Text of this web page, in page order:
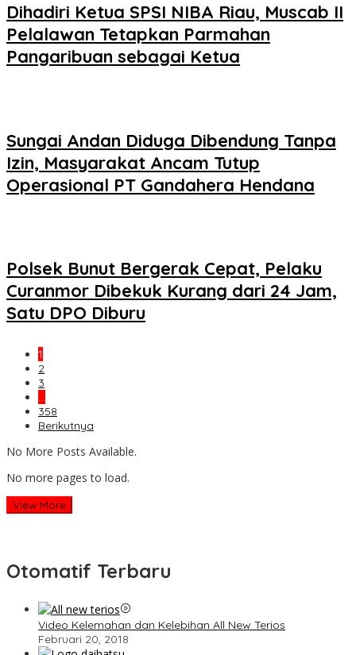
Dihadiri Ketua SPSI NIBA Riau, Muscab II
Pelalawan Tetapkan Parmahan
Pangaribuan sebagai Ketua
Sungai Andan Diduga Dibendung Tanpa
Izin, Masyarakat Ancam Tutup
Operasional PT Gandahera Hendana
Polsek Bunut Bergerak Cepat, Pelaku
Curanmor Dibekuk Kurang dari 24 Jam,
Satu DPO Diburu
1
2
3
…
358
Berikutnya
No More Posts Available.
No more pages to load.
View More
Otomatif Terbaru
Video Kelemahan dan Kelebihan All New Terios
Februari 20, 2018